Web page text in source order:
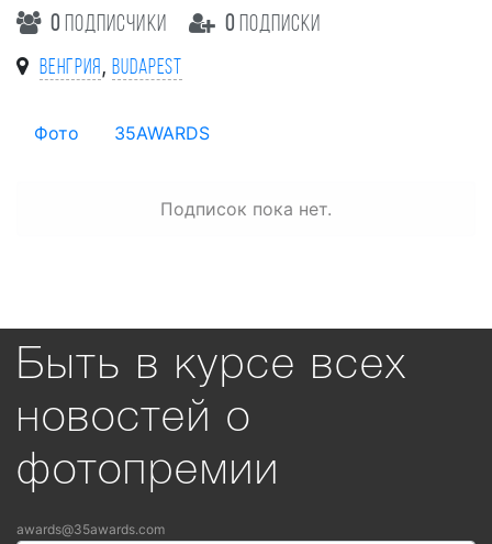
0 подписчики 0 подписки
Венгрия , Budapest
Фото 35AWARDS
Подписок пока нет.
Быть в курсе всех
новостей о
фотопремии
awards@35awards.com